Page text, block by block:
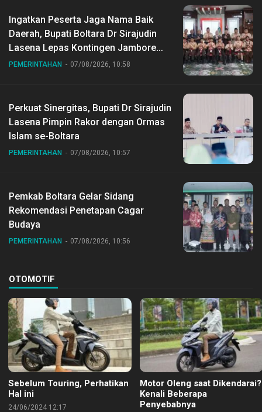
Ingatkan Peserta Jaga Nama Baik
Daerah, Bupati Boltara Dr Sirajudin
Lasena Lepas Kontingen Jambore
Nasional ke XII di Buperta Cibubur
PEMERINTAHAN 07/08/2026, 10:58
Perkuat Sinergitas, Bupati Dr Sirajudin
Lasena Pimpin Rakor dengan Ormas
Islam se-Boltara
PEMERINTAHAN 07/08/2026, 10:57
Pemkab Boltara Gelar Sidang
Rekomendasi Penetapan Cagar
Budaya
PEMERINTAHAN 07/08/2026, 10:56
OTOMOTIF
Sebelum Touring, Perhatikan
Hal ini
24/06/2024 12:17
Motor Oleng saat Dikendarai?
Kenali Beberapa
Penyebabnya